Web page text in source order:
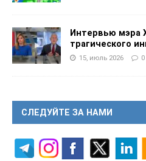
Интервью мэра
трагического
15, июль 2026 0
СЛЕДУЙТЕ ЗА НАМИ